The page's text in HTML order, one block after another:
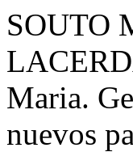
SOUTO
Maria.
nuevos